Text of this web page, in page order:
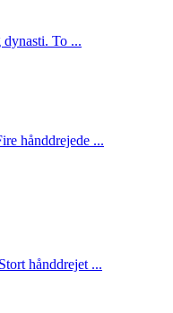
dynasti. To ...
hånddrejede ...
hånddrejet ...